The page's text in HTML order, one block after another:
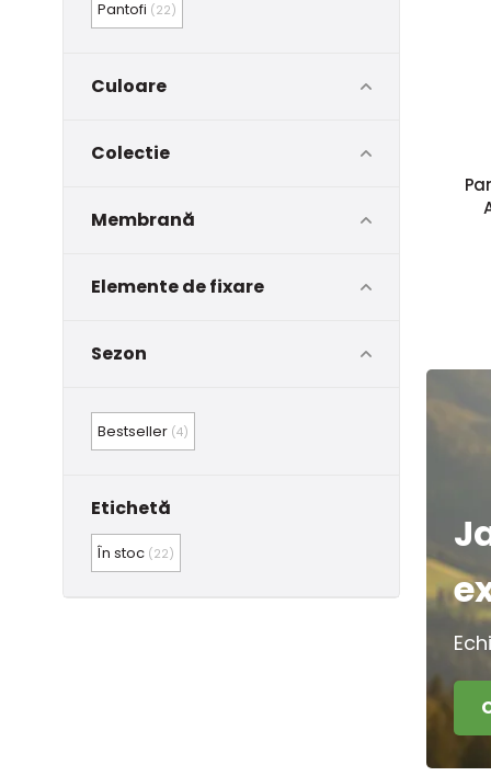
Pantofi (22)
Culoare
Colectie
Membrană
Elemente de fixare
Sezon
Bestseller (4)
Etichetă
În stoc (22)